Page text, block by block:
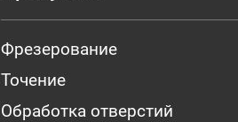
Фрезерование
Точение
Обработка отверстий